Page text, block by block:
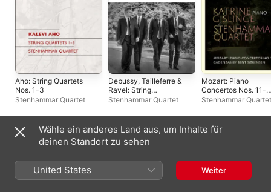
Aho: String Quartets
Nos. 1-3
Stenhammar Quartet
Debussy, Tailleferre &
Ravel: String
Quartets
Stenhammar Quartet
Mozart: Piano
Concertos Nos. 11-
13
Stenhammar Quartet
Compilations
Wähle ein anderes Land aus, um Inhalte für
deinen Standort zu sehen
United States Weiter